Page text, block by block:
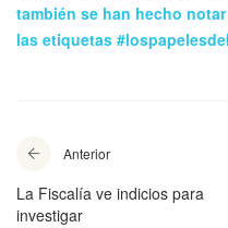
también se han hecho
las etiquetas
Anterior
La Fiscalía ve indicios para
investigar